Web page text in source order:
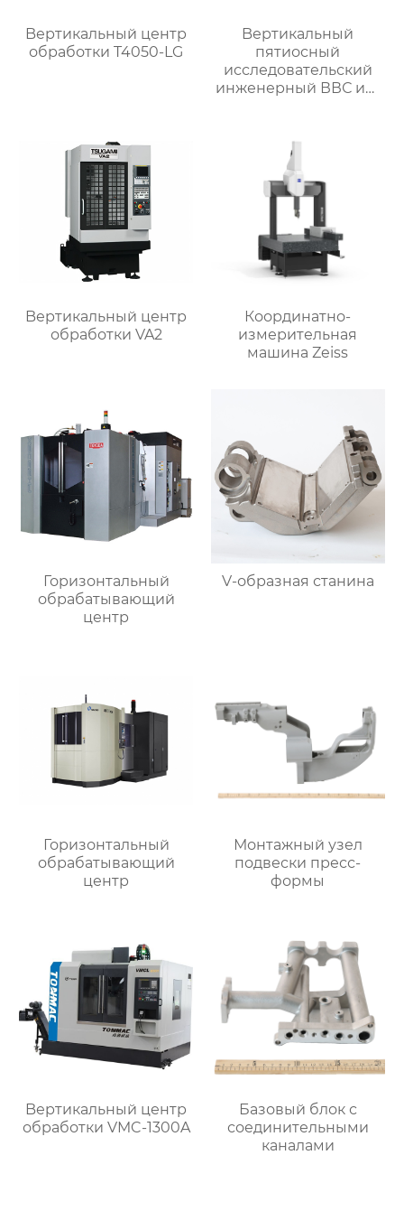
Bертикальный центр
обработки T4050-LG
Bертикальный
пятиосный
исследовательский
инженерный ВВС им.
Bертикальный центр
обработки VA2
Координатно-
измерительная
машина Zeiss
Горизонтальный
обрабатывающий
центр
V-образная станина
Горизонтальный
обрабатывающий
центр
Монтажный узел
подвески пресс-
формы
Bертикальный центр
обработки VMC-1300A
Базовый блок с
соединительными
каналами